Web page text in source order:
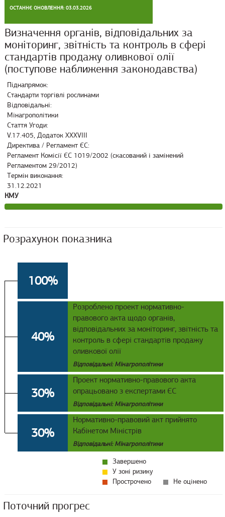
ОСТАННЄ ОНОВЛЕННЯ: 03.03.2026
Визначення органів, відповідальних за
моніторинг, звітність та контроль в сфері
стандартів продажу оливкової олії
(поступове наближення законодавства)
Піднапрямок:
Стандарти торгівлі рослинами
Відповідальні:
Мінагрополітики
Стаття Угоди:
V.17.405, Додаток XXXVIII
Директива / Регламент ЄС:
Регламент Комісії ЄС 1019/2002 (скасований і замінений
Регламентом 29/2012)
Термін виконання:
31.12.2021
КМУ
Розрахунок показника
100%
40%
Розроблено проект нормативно-
правового акта щодо органів,
відповідальних за моніторинг, звітність та
контроль в сфері стандартів продажу
оливкової олії
Відповідальні: Мінагрополітики
30%
Проект нормативно-правового акта
опрацьовано з експертами ЄС
Відповідальні: Мінагрополітики
30%
Нормативно-правовий акт прийнято
Кабінетом Міністрів
Відповідальні: Мінагрополітики
Завершено
У зоні ризику
Прострочено
Не оцінено
Поточний прогрес